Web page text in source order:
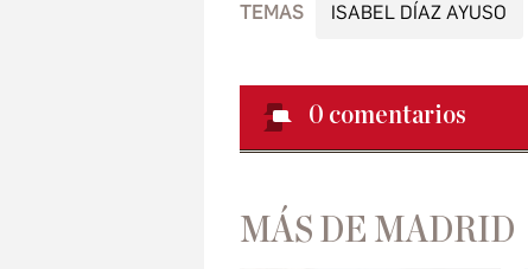
TEMAS ISABEL DÍAZ AYUSO
0 comentarios
MÁS DE MADRID